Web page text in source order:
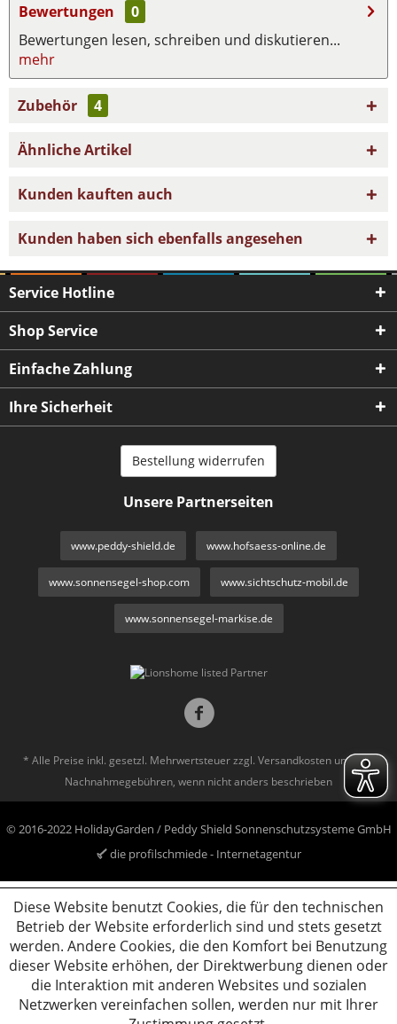
Bewertungen
0
Bewertungen lesen, schreiben und diskutieren...
mehr
Zubehör 4
Ähnliche Artikel
Kunden kauften auch
Kunden haben sich ebenfalls angesehen
Service Hotline
Shop Service
Einfache Zahlung
Ihre Sicherheit
Bestellung widerrufen
Unsere Partnerseiten
www.peddy-shield.de www.hofsaess-online.de
www.sonnensegel-shop.com www.sichtschutz-mobil.de
www.sonnensegel-markise.de
* Alle Preise inkl. gesetzl. Mehrwertsteuer zzgl. Versandkosten und ggf.
Nachnahmegebühren, wenn nicht anders beschrieben
© 2016-2022 HolidayGarden / Peddy Shield Sonnenschutzsysteme GmbH
die profilschmiede - Internetagentur
Diese Website benutzt Cookies, die für den technischen
Betrieb der Website erforderlich sind und stets gesetzt
werden. Andere Cookies, die den Komfort bei Benutzung
dieser Website erhöhen, der Direktwerbung dienen oder
die Interaktion mit anderen Websites und sozialen
Netzwerken vereinfachen sollen, werden nur mit Ihrer